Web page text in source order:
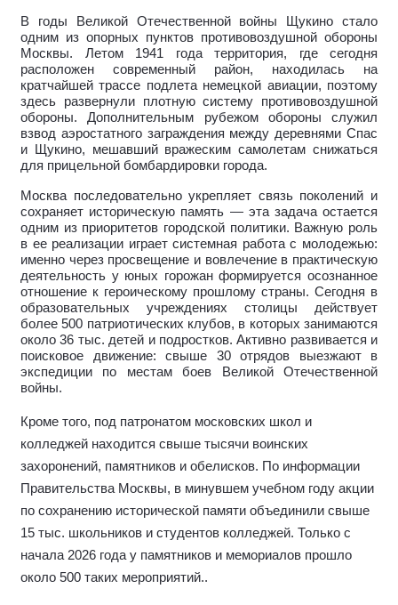
В годы Великой Отечественной войны Щукино стало
одним из опорных пунктов противовоздушной обороны
Москвы. Летом 1941 года территория, где сегодня
расположен современный район, находилась на
кратчайшей трассе подлета немецкой авиации, поэтому
здесь развернули плотную систему противовоздушной
обороны. Дополнительным рубежом обороны служил
взвод аэростатного заграждения между деревнями Спас
и Щукино, мешавший вражеским самолетам снижаться
для прицельной бомбардировки города.
Москва последовательно укрепляет связь поколений и
сохраняет историческую память — эта задача остается
одним из приоритетов городской политики. Важную роль
в ее реализации играет системная работа с молодежью:
именно через просвещение и вовлечение в практическую
деятельность у юных горожан формируется осознанное
отношение к героическому прошлому страны. Сегодня в
образовательных учреждениях столицы действует
более 500 патриотических клубов, в которых занимаются
около 36 тыс. детей и подростков. Активно развивается и
поисковое движение: свыше 30 отрядов выезжают в
экспедиции по местам боев Великой Отечественной
войны.
Кроме того, под патронатом московских школ и
колледжей находится свыше тысячи воинских
захоронений, памятников и обелисков. По информации
Правительства Москвы, в минувшем учебном году акции
по сохранению исторической памяти объединили свыше
15 тыс. школьников и студентов колледжей. Только с
начала 2026 года у памятников и мемориалов прошло
около 500 таких мероприятий..